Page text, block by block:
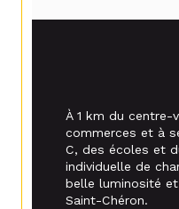
À 1 km du centre-
commerces et à
C, des écoles et
individuelle de
belle luminosité
Saint-Chéron.